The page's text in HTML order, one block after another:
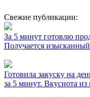
Свежие публикации:
За 5 минут готовлю
Получается
Готовила закуску на
за 5 минут. Вкуснота